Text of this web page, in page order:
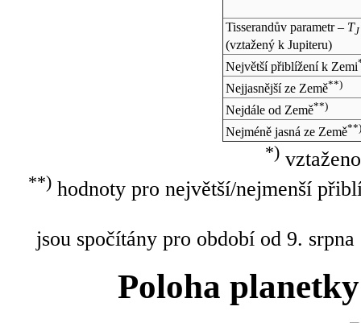
Tisserandův parametr – TJ
(vztažený k Jupiteru)
Největší přiblížení k Zemi
Nejjasnější ze Země**)
Nejdále od Země**)
Nejméně jasná ze Země**)
*)
**)hodnoty pro největší/nejmenší
jsou spočítány pro období od 9.
Poloha